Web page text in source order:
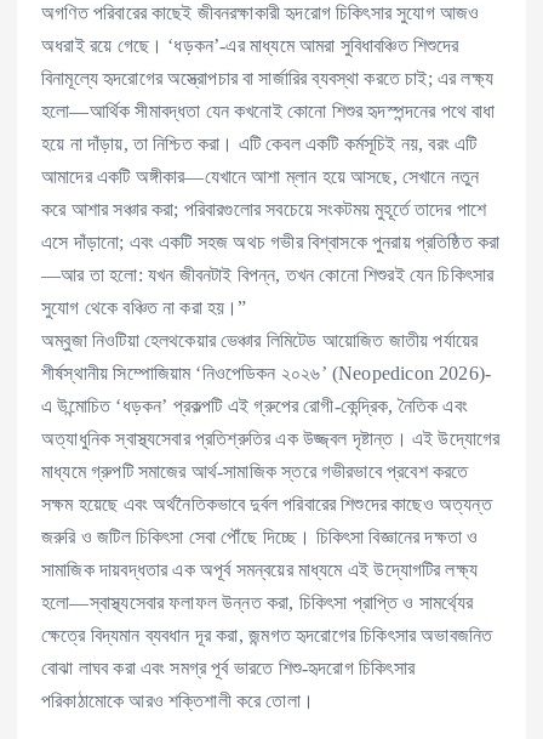
অগণিত পরিবারের কাছেই জীবনরক্ষাকারী হৃদরোগ চিকিৎসার সুযোগ আজও
অধরাই রয়ে গেছে। ‘ধড়কন’-এর মাধ্যমে আমরা সুবিধাবঞ্চিত শিশুদের
বিনামূল্যে হৃদরোগের অস্ত্রোপচার বা সার্জারির ব্যবস্থা করতে চাই; এর লক্ষ্য
হলো—আর্থিক সীমাবদ্ধতা যেন কখনোই কোনো শিশুর হৃদস্পন্দনের পথে বাধা
হয়ে না দাঁড়ায়, তা নিশ্চিত করা। এটি কেবল একটি কর্মসূচিই নয়, বরং এটি
আমাদের একটি অঙ্গীকার—যেখানে আশা ম্লান হয়ে আসছে, সেখানে নতুন
করে আশার সঞ্চার করা; পরিবারগুলোর সবচেয়ে সংকটময় মুহূর্তে তাদের পাশে
এসে দাঁড়ানো; এবং একটি সহজ অথচ গভীর বিশ্বাসকে পুনরায় প্রতিষ্ঠিত করা
—আর তা হলো: যখন জীবনটাই বিপন্ন, তখন কোনো শিশুরই যেন চিকিৎসার
সুযোগ থেকে বঞ্চিত না করা হয়।”
অম্বুজা নিওটিয়া হেলথকেয়ার ভেঞ্চার লিমিটেড আয়োজিত জাতীয় পর্যায়ের
শীর্ষস্থানীয় সিম্পোজিয়াম ‘নিওপেডিকন ২০২৬’ (Neopedicon 2026)-
এ উন্মোচিত ‘ধড়কন’ প্রকল্পটি এই গ্রুপের রোগী-কেন্দ্রিক, নৈতিক এবং
অত্যাধুনিক স্বাস্থ্যসেবার প্রতিশ্রুতির এক উজ্জ্বল দৃষ্টান্ত। এই উদ্যোগের
মাধ্যমে গ্রুপটি সমাজের আর্থ-সামাজিক স্তরে গভীরভাবে প্রবেশ করতে
সক্ষম হয়েছে এবং অর্থনৈতিকভাবে দুর্বল পরিবারের শিশুদের কাছেও অত্যন্ত
জরুরি ও জটিল চিকিৎসা সেবা পৌঁছে দিচ্ছে। চিকিৎসা বিজ্ঞানের দক্ষতা ও
সামাজিক দায়বদ্ধতার এক অপূর্ব সমন্বয়ের মাধ্যমে এই উদ্যোগটির লক্ষ্য
হলো—স্বাস্থ্যসেবার ফলাফল উন্নত করা, চিকিৎসা প্রাপ্তি ও সামর্থ্যের
ক্ষেত্রে বিদ্যমান ব্যবধান দূর করা, জন্মগত হৃদরোগের চিকিৎসার অভাবজনিত
বোঝা লাঘব করা এবং সমগ্র পূর্ব ভারতে শিশু-হৃদরোগ চিকিৎসার
পরিকাঠামোকে আরও শক্তিশালী করে তোলা।